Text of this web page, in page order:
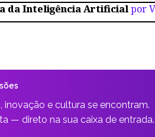
da Inteligência Artificialpor
inovação e cultura se encontram.
— direto na sua caixa de entrada.